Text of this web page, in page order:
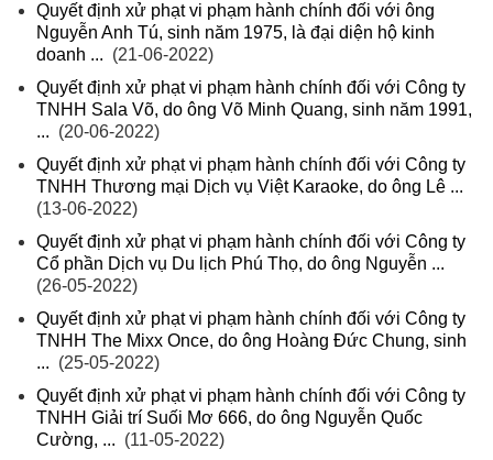
Quyết định xử phạt vi phạm hành chính đối với ông
Nguyễn Anh Tú, sinh năm 1975, là đại diện hộ kinh
doanh ... (21-06-2022)
Quyết định xử phạt vi phạm hành chính đối với Công ty
TNHH Sala Võ, do ông Võ Minh Quang, sinh năm 1991,
... (20-06-2022)
Quyết định xử phạt vi phạm hành chính đối với Công ty
TNHH Thương mại Dịch vụ Việt Karaoke, do ông Lê ...
(13-06-2022)
Quyết định xử phạt vi phạm hành chính đối với Công ty
Cổ phần Dịch vụ Du lịch Phú Thọ, do ông Nguyễn ...
(26-05-2022)
Quyết định xử phạt vi phạm hành chính đối với Công ty
TNHH The Mixx Once, do ông Hoàng Đức Chung, sinh
... (25-05-2022)
Quyết định xử phạt vi phạm hành chính đối với Công ty
TNHH Giải trí Suối Mơ 666, do ông Nguyễn Quốc
Cường, ... (11-05-2022)